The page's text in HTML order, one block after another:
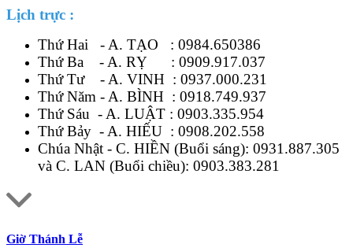
Lịch trực :
Thứ Hai - A. TẠO : 0984.650386
Thứ Ba - A. RỴ : 0909.917.037
Thứ Tư - A. VINH : 0937.000.231
Thứ Năm - A. BÌNH : 0918.749.937
Thứ Sáu - A. LUẬT : 0903.335.954
Thứ Bảy - A. HIẾU : 0908.202.558
Chúa Nhật - C. HIỀN (Buổi sáng): 0931.887.305
và C. LAN (Buổi chiều): 0903.383.281
Giờ Thánh Lễ